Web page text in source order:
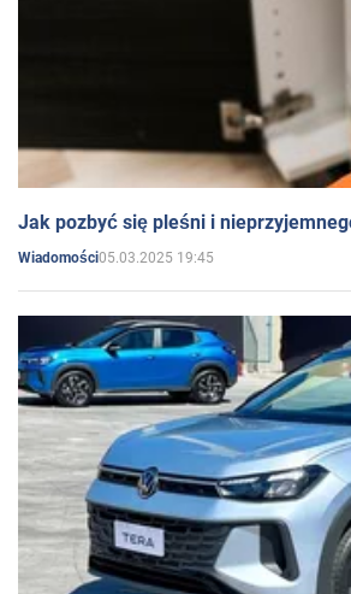
Jak pozbyć się pleśni i
Wiadomości05.03.2025 19:45